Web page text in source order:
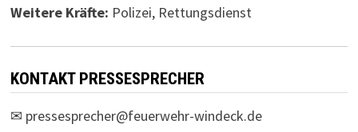
Weitere Kräfte: Polizei, Rettungsdienst
KONTAKT PRESSESPRECHER
✉ pressesprecher@feuerwehr-windeck.de